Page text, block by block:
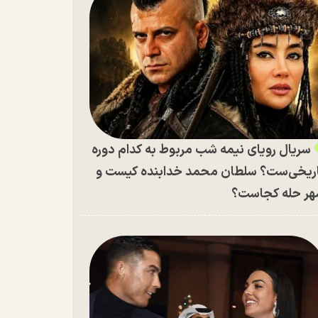
سریال رویای نیمه شب مربوط به کدام دوره
سلطان محمد خدابنده کیست و
حله کجاست؟